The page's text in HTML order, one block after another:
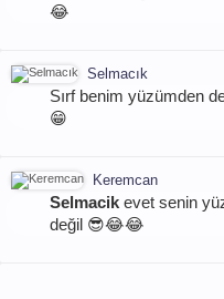
😂
Selmacık
Sırf benim yüzümden
😁
Keremcan
Selmacik evet senin
değil 😎😂😂